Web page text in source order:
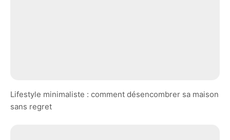
Lifestyle minimaliste : comment désencombrer sa maison
sans regret